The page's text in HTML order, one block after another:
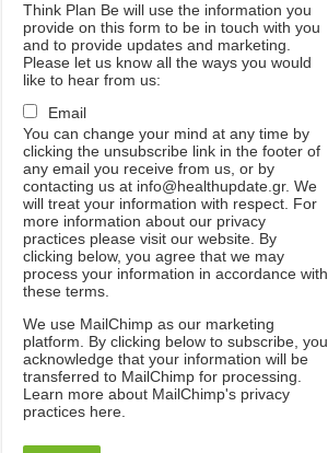
Think Plan Be will use the information you
provide on this form to be in touch with you
and to provide updates and marketing.
Please let us know all the ways you would
like to hear from us:
Email
You can change your mind at any time by
clicking the unsubscribe link in the footer of
any email you receive from us, or by
contacting us at info@healthupdate.gr. We
will treat your information with respect. For
more information about our privacy
practices please visit our website. By
clicking below, you agree that we may
process your information in accordance with
these terms.
We use MailChimp as our marketing
platform
By clicking below to subscribe ,you
acknowledge that your information will be
transferred to MailChimp for processing
Learn more about MailChimp's privacy
practices here